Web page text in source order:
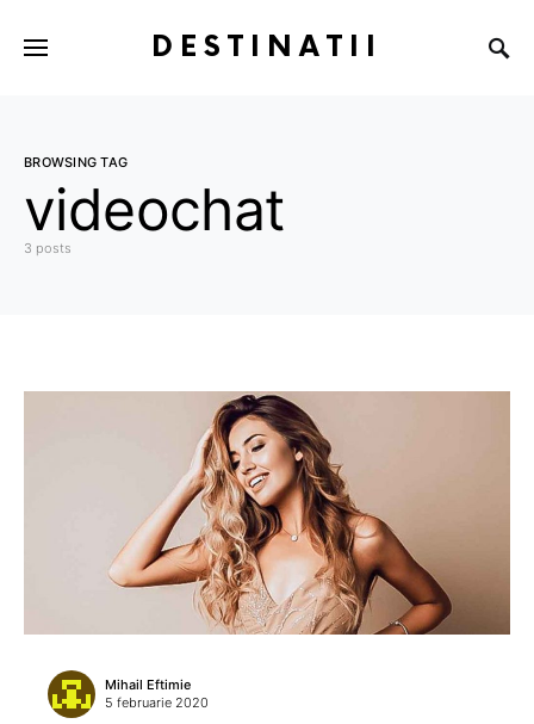
DESTINATII
BROWSING TAG
videochat
3 posts
Mihail Eftimie
5 februarie 2020